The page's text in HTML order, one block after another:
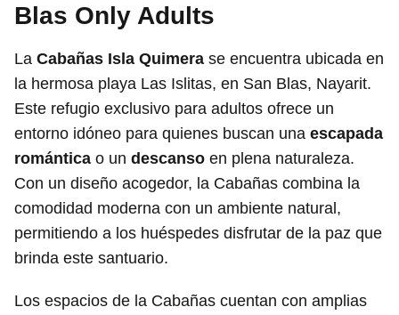
Blas Only Adults
La Cabañas Isla Quimera se encuentra ubicada en
la hermosa playa Las Islitas, en San Blas, Nayarit.
Este refugio exclusivo para adultos ofrece un
entorno idóneo para quienes buscan una escapada
romántica o un descanso en plena naturaleza.
Con un diseño acogedor, la Cabañas combina la
comodidad moderna con un ambiente natural,
permitiendo a los huéspedes disfrutar de la paz que
brinda este santuario.
Los espacios de la Cabañas cuentan con amplias